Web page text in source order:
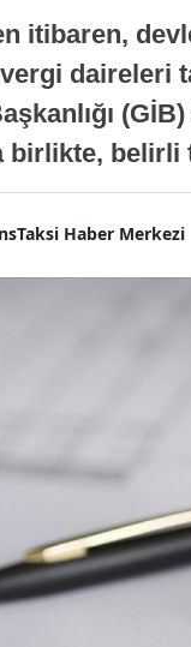
itibaren,
daireleri
birlikte, belirli
Haber Merkezi